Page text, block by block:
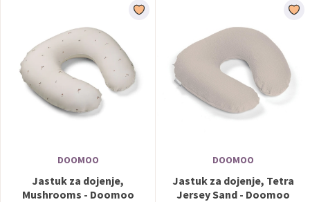
DOOMOO
Jastuk za dojenje,
Mushrooms - Doomoo
DOOMOO
Jastuk za dojenje, Tetra
Jersey Sand - Doomoo